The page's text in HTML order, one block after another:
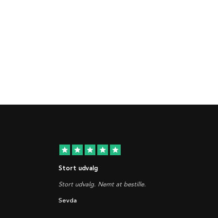
star star star star star
Stort udvalg
Stort udvalg. Nemt at bestille.
Sevda